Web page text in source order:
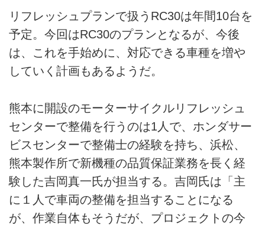
リフレッシュプランで扱うRC30は年間10台を
予定。今回はRC30のプランとなるが、今後
は、これを手始めに、対応できる車種を増や
していく計画もあるようだ。
熊本に開設のモーターサイクルリフレッシュ
センターで整備を行うのは1人で、ホンダサー
ビスセンターで整備士の経験を持ち、浜松、
熊本製作所で新機種の品質保証業務を長く経
験した吉岡真一氏が担当する。吉岡氏は「主
に１人で車両の整備を担当することになる
が、作業自体もそうだが、プロジェクトの今